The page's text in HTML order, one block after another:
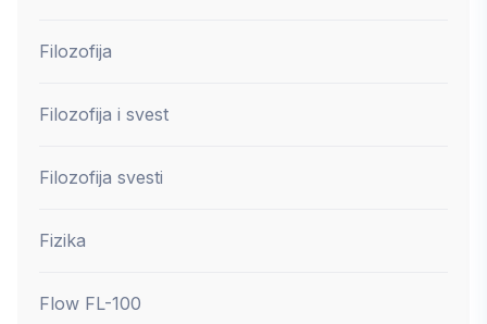
Filozofija
Filozofija i svest
Filozofija svesti
Fizika
Flow FL-100